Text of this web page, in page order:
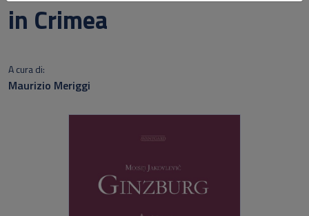
in Crimea
A cura di:
Maurizio Meriggi